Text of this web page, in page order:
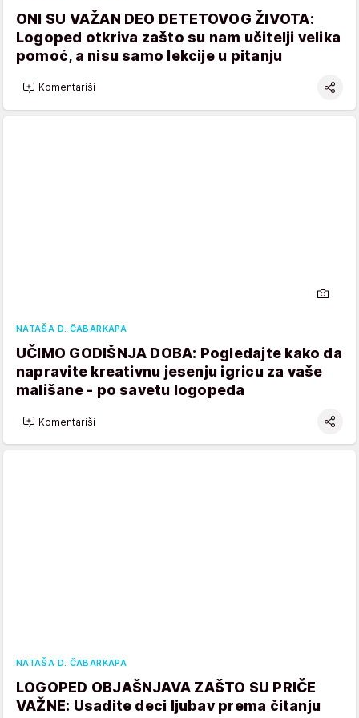
ONI SU VAŽAN DEO DETETOVOG ŽIVOTA:
Logoped otkriva zašto su nam učitelji velika
pomoć, a nisu samo lekcije u pitanju
Komentariši
NATAŠA D. ČABARKAPA
UČIMO GODIŠNJA DOBA: Pogledajte kako da
napravite kreativnu jesenju igricu za vaše
mališane - po savetu logopeda
Komentariši
NATAŠA D. ČABARKAPA
LOGOPED OBJAŠNJAVA ZAŠTO SU PRIČE
VAŽNE: Usadite deci ljubav prema čitanju